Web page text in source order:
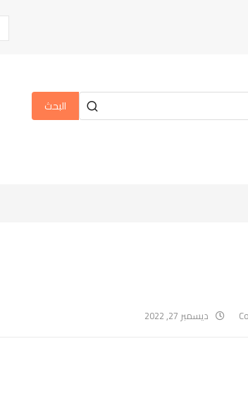
البحث
ديسمبر 27, 2022